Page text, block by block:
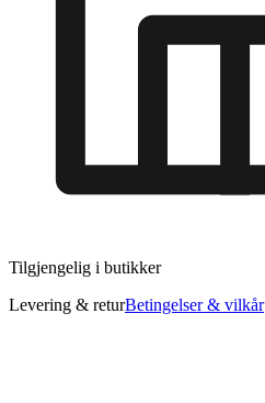
Tilgjengelig i butikker
Levering & returBetingelser & vilkår